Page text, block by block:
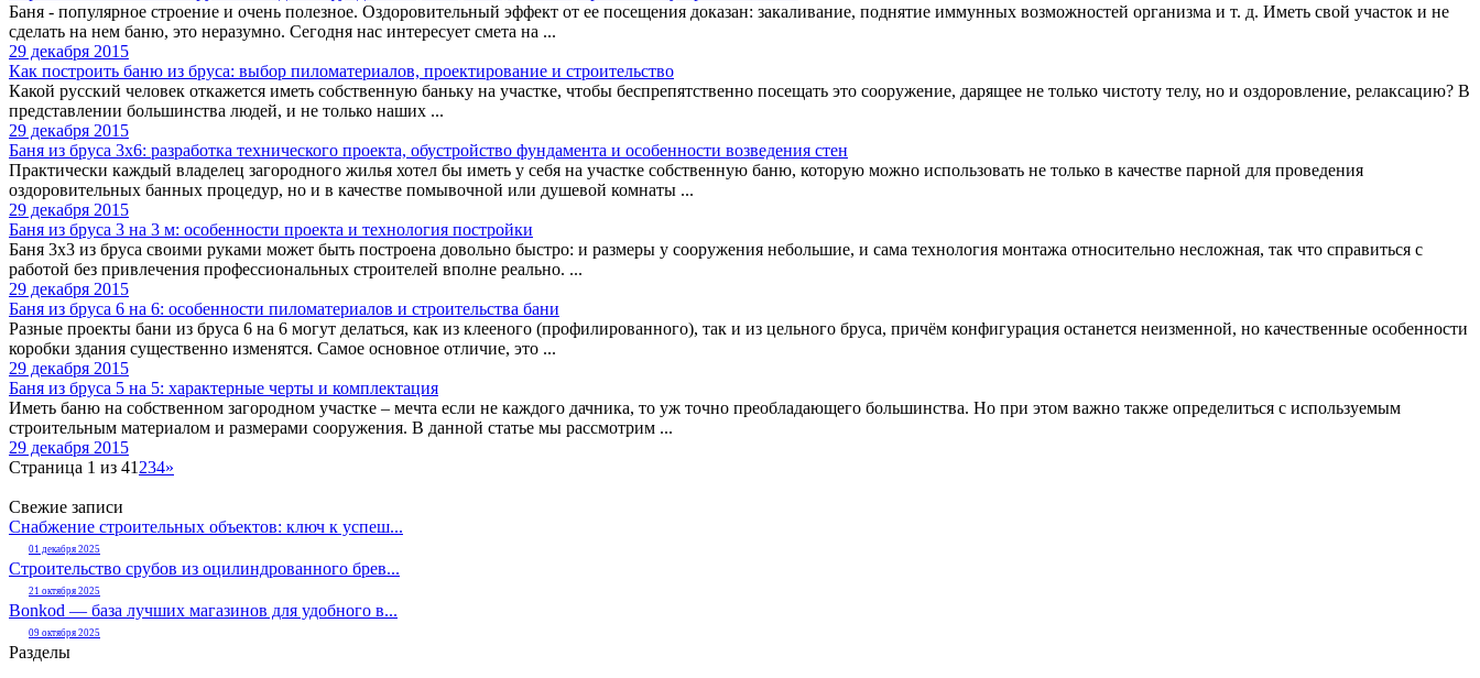
Баня - популярное строение и очень полезное. Оздоровительный эффект от ее посещения доказан: закаливание, поднятие иммунных возможностей организма и т. д. Иметь свой участок и не
сделать на нем баню, это неразумно. Сегодня нас интересует смета на ...
29 декабря 2015
Как построить баню из бруса: выбор пиломатериалов, проектирование и строительство
Какой русский человек откажется иметь собственную баньку на участке, чтобы беспрепятственно посещать это сооружение, дарящее не только чистоту телу, но и оздоровление, релаксацию? В
представлении большинства людей, и не только наших ...
29 декабря 2015
Баня из бруса 3х6: разработка технического проекта, обустройство фундамента и особенности возведения стен
Практически каждый владелец загородного жилья хотел бы иметь у себя на участке собственную баню, которую можно использовать не только в качестве парной для проведения
оздоровительных банных процедур, но и в качестве помывочной или душевой комнаты ...
29 декабря 2015
Баня из бруса 3 на 3 м: особенности проекта и технология постройки
Баня 3х3 из бруса своими руками может быть построена довольно быстро: и размеры у сооружения небольшие, и сама технология монтажа относительно несложная, так что справиться с
работой без привлечения профессиональных строителей вполне реально. ...
29 декабря 2015
Баня из бруса 6 на 6: особенности пиломатериалов и строительства бани
Разные проекты бани из бруса 6 на 6 могут делаться, как из клееного (профилированного), так и из цельного бруса, причём конфигурация останется неизменной, но качественные особенности
коробки здания существенно изменятся. Самое основное отличие, это ...
29 декабря 2015
Баня из бруса 5 на 5: характерные черты и комплектация
Иметь баню на собственном загородном участке – мечта если не каждого дачника, то уж точно преобладающего большинства. Но при этом важно также определиться с используемым
строительным материалом и размерами сооружения. В данной статье мы рассмотрим ...
29 декабря 2015
Страница 1 из 41 234»
Свежие записи
Снабжение строительных объектов: ключ к успеш...
01 декабря 2025
Строительство срубов из оцилиндрованного брев...
21 октября 2025
Bonkod — база лучших магазинов для удобного в...
09 октября 2025
Разделы